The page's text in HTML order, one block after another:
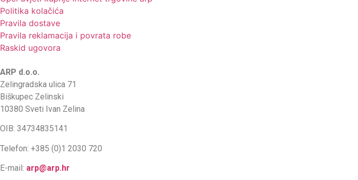
Politika kolačića
Pravila dostave
Pravila reklamacija i povrata robe
Raskid ugovora
ARP d.o.o.
Zelingradska ulica 71
Biškupec Zelinski
10380 Sveti Ivan Zelina
OIB: 34734835141
Telefon: +385 (0)1 2030 720
E-mail: arp@arp.hr